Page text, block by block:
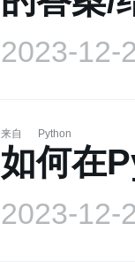
2023-12-
来自 Python
如何在
2023-12-